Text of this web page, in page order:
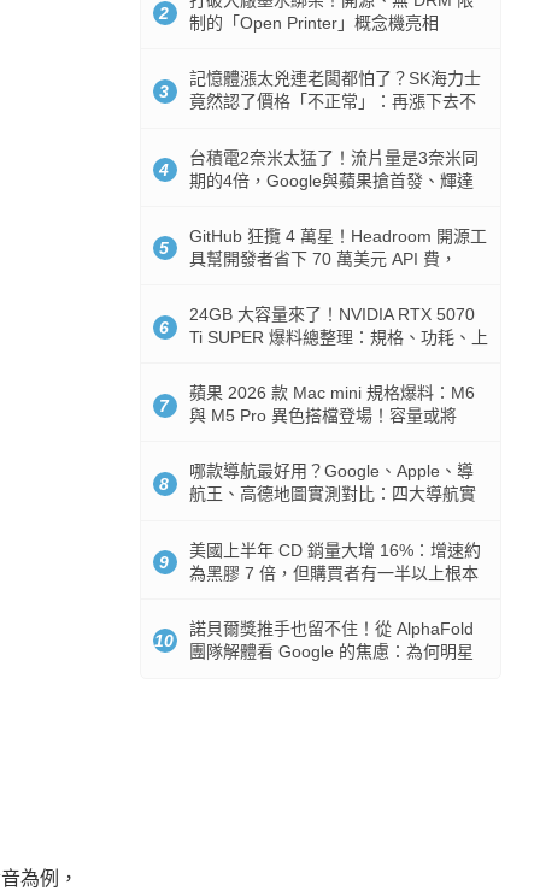
為例，
2
制的「Open Printer」概念機亮相
3
記憶體漲太兇連老闆都怕了？SK海力士
竟然認了價格「不正常」：再漲下去不
4
台積電2奈米太猛了！流片量是3奈米同
期的4倍，Google與蘋果搶首發、輝達
5
GitHub 狂攬 4 萬星！Headroom 開源工
具幫開發者省下 70 萬美元 API 費，
6
24GB 大容量來了！NVIDIA RTX 5070
Ti SUPER 爆料總整理：規格、功耗、上
7
蘋果 2026 款 Mac mini 規格爆料：M6
與 M5 Pro 異色搭檔登場！容量或將
8
哪款導航最好用？Google、Apple、導
航王、高德地圖實測對比：四大導航實
9
美國上半年 CD 銷量大增 16%：增速約
為黑膠 7 倍，但購買者有一半以上根本
10
諾貝爾獎推手也留不住！從 AlphaFold
團隊解體看 Google 的焦慮：為何明星